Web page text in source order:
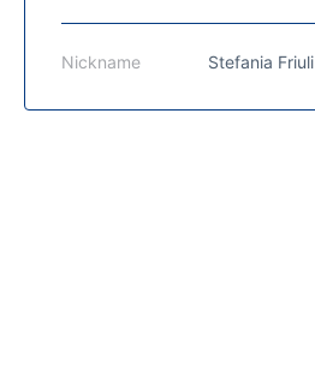
Nickname Stefania Friuli